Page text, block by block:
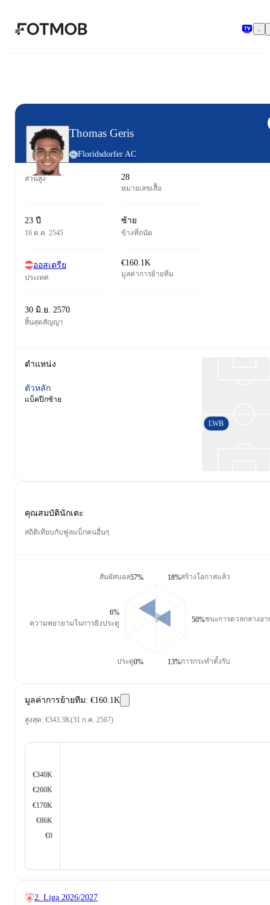
ข้ามไปยังเนื้อหาหลัก
Thomas Geris
Floridsdorfer AC
ส่วนสูง 28
หมายเลขเสื้อ
23 ปี
16 ต.ค. 2545
ซ้าย
ข้างที่ถนัด
ออสเตรีย
ประเทศ
€160.1K
มูลค่าการย้ายทีม
30 มิ.ย. 2570
สิ้นสุดสัญญา
ตำแหน่ง
ตัวหลัก
แบ็คปีกซ้าย
LWB
คุณสมบัตินักเตะ
สถิติเทียบกับฟูลแบ็กคนอื่นๆ
สัมผัสบอล57%
ความพยายามในการยิงประตู
6%
ประตู0%
สร้างโอกาสแล้ว
18%
ชนะการดวลกลางอ
50%
การกระทำตั้งรับ
13%
มูลค่าการย้ายทีม: €160.1K
สูงสุด: €343.3K(31 ก.ค. 2567)
€340K
€260K
€170K
€86K
€0
2. Liga 2026/2027